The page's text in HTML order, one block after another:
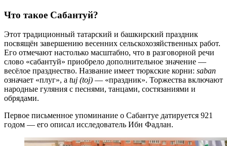
Что такое Сабантуй?
Этот традиционный татарский и башкирский праздник
посвящён завершению весенних сельскохозяйственных работ.
Его отмечают настолько масштабно, что в разговорной речи
слово «сабантуй» приобрело дополнительное значение —
весёлое празднество. Название имеет тюркские корни: saban
означает «плуг», а tuj (toj) — «праздник». Торжества включают
народные гуляния с песнями, танцами, состязаниями и
обрядами.
Первое письменное упоминание о Сабантуе датируется 921
годом — его описал исследователь Ибн Фадлан.